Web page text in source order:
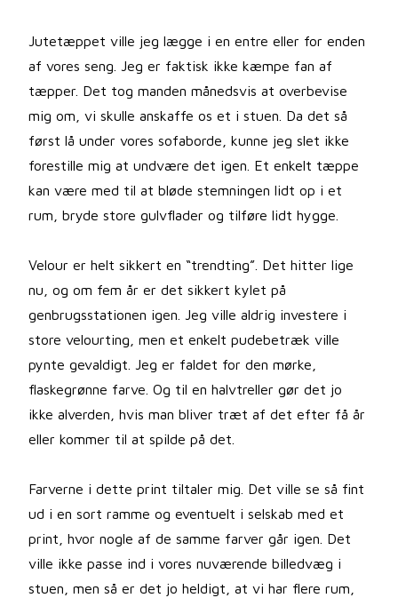
Jutetæppet ville jeg lægge i en entre eller for enden
af vores seng. Jeg er faktisk ikke kæmpe fan af
tæpper. Det tog manden månedsvis at overbevise
mig om, vi skulle anskaffe os et i stuen. Da det så
først lå under vores sofaborde, kunne jeg slet ikke
forestille mig at undvære det igen. Et enkelt tæppe
kan være med til at bløde stemningen lidt op i et
rum, bryde store gulvflader og tilføre lidt hygge.
Velour er helt sikkert en “trendting”. Det hitter lige
nu, og om fem år er det sikkert kylet på
genbrugsstationen igen. Jeg ville aldrig investere i
store velourting, men et enkelt pudebetræk ville
pynte gevaldigt. Jeg er faldet for den mørke,
flaskegrønne farve. Og til en halvtreller gør det jo
ikke alverden, hvis man bliver træt af det efter få år
eller kommer til at spilde på det.
Farverne i dette print tiltaler mig. Det ville se så fint
ud i en sort ramme og eventuelt i selskab med et
print, hvor nogle af de samme farver går igen. Det
ville ikke passe ind i vores nuværende billedvæg i
stuen, men så er det jo heldigt, at vi har flere rum,